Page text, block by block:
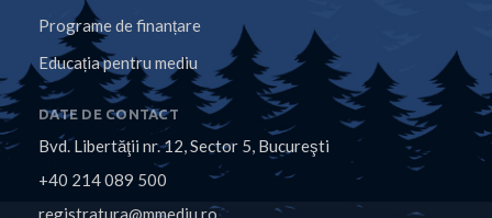
Programe de finanțare
Educația pentru mediu
DATE DE CONTACT
Bvd. Libertăţii nr. 12, Sector 5, Bucureşti
+40 214 089 500